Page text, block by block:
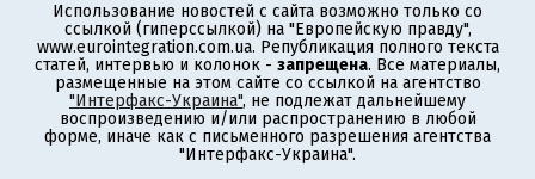
Использование новостей с сайта возможно только со
ссылкой (гиперссылкой) на "Европейскую правду",
www.eurointegration.com.ua. Републикация полного текста
статей, интервью и колонок - запрещена. Все материалы,
размещенные на этом сайте со ссылкой на агентство
"Интерфакс-Украина", не подлежат дальнейшему
воспроизведению и/или распространению в любой
форме, иначе как с письменного разрешения агентства
"Интерфакс-Украина".